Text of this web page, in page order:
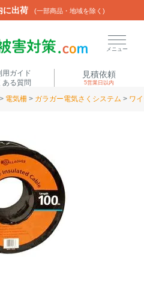
に出荷 (一部商品・地域を除く)
メニュー
用ガイド
ある質問
見積依頼
5営業日以内
電気柵 ガラガー電気さくシステム ワ
荷 (一部商品・地域を除く)
ルネット2300
から選ぶ
箱わな